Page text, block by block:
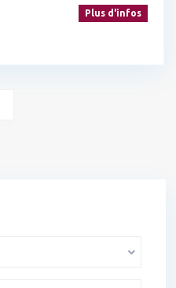
Plus d'infos